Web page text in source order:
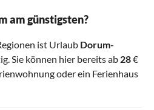
am günstigsten?
ist Urlaub Dorum-
Sie können hier bereits ab 28€
oder ein Ferienhaus